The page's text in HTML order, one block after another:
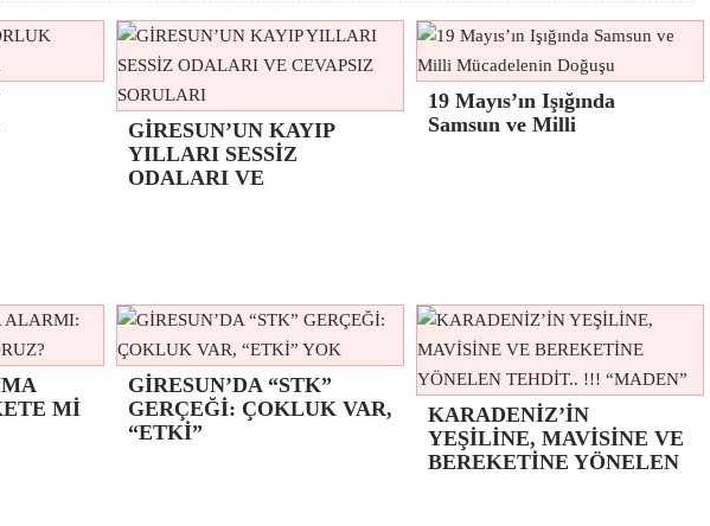
GİRESUN’UN KAYIP
YILLARI SESSİZ
ODALARI VE
19 Mayıs’ın Işığında
Samsun ve Milli
Mİ
GİRESUN’DA “STK”
GERÇEĞİ: ÇOKLUK VAR,
“ETKİ”
KARADENİZ’İN
YEŞİLİNE, MAVİSİNE VE
BEREKETİNE YÖNELEN